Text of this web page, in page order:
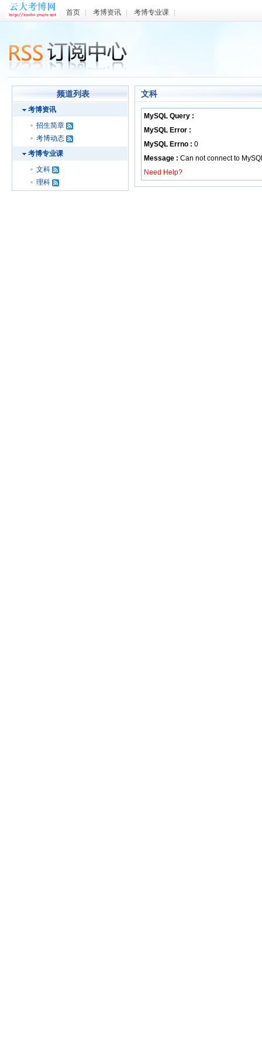
首页 考博资讯 考博专业课
频道列表
考博资讯
招生简章
考博动态
考博专业课
文科
理科
文科
MySQL Query :
MySQL Error :
MySQL Errno : 0
Message : Can not connect to
Need Help?